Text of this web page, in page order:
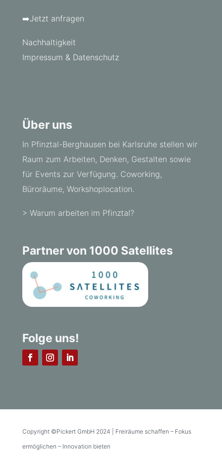
➡️Jetzt anfragen
Nachhaltigkeit
Impressum & Datenschutz
Über uns
In Pfinztal-Berghausen bei Karlsruhe stellen wir
Raum zum Arbeiten, Denken, Gestalten sowie
für Events zur Verfügung. Coworking,
Büroräume, Workshoplocation.
> Warum arbeiten im Pfinztal?
Partner von 1000 Satellites
Folge uns!
Copyright ©Pickert GmbH 2024 | Freiräume schaffen – Fokus
ermöglichen – Innovation bieten